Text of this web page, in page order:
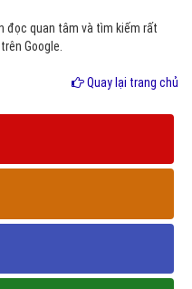
đọc quan tâm và tìm kiếm rất
Google.
Quay lại trang chủ